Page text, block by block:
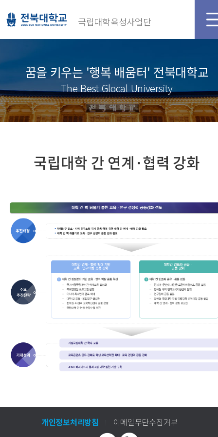
국립대학육성사업단
꿈을 키우는 '행복 배움터' 전북대학교
The Best Glocal University
국립대학 간 연계·협력 강화
개인정보처리방침 이메일무단수집거부